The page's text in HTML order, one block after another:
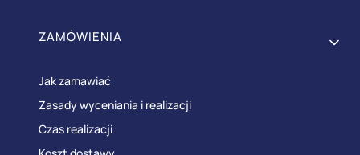
Linki w stopce
ZAMÓWIENIA
Jak zamawiać
Zasady wyceniania i realizacji
Czas realizacji